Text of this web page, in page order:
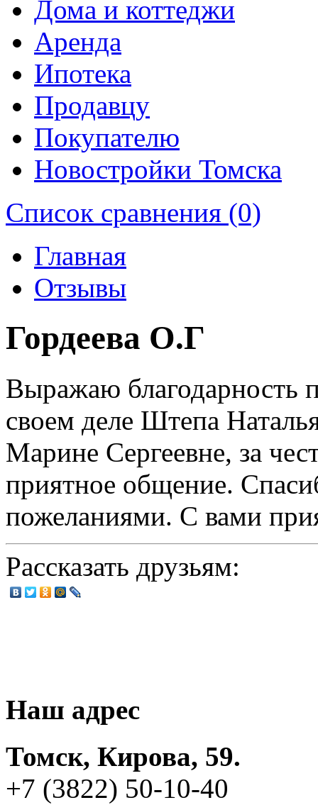
Дома и коттеджи
Аренда
Ипотека
Продавцу
Покупателю
Новостройки Томска
Список сравнения (0)
Главная
Отзывы
Гордеева О.Г
Выражаю благодарность
своем деле Штепа
Марине Сергеевне, за
приятное общение.
пожеланиями. С вами
Рассказать друзьям:
Наш адрес
Томск, Кирова, 59.
+7 (3822) 50-10-40